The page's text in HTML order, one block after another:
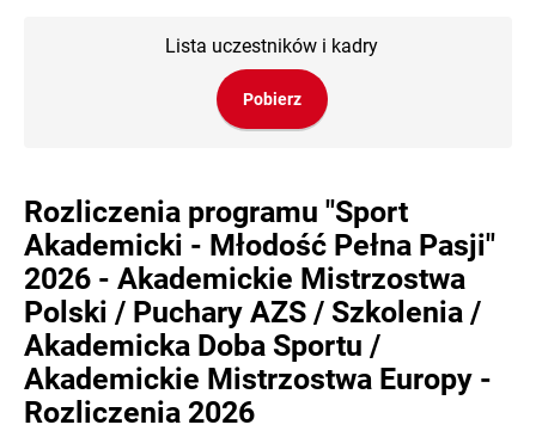
Lista uczestników i kadry
Pobierz
Rozliczenia programu "Sport
Akademicki - Młodość Pełna Pasji"
2026 - Akademickie Mistrzostwa
Polski / Puchary AZS / Szkolenia /
Akademicka Doba Sportu /
Akademickie Mistrzostwa Europy -
Rozliczenia 2026